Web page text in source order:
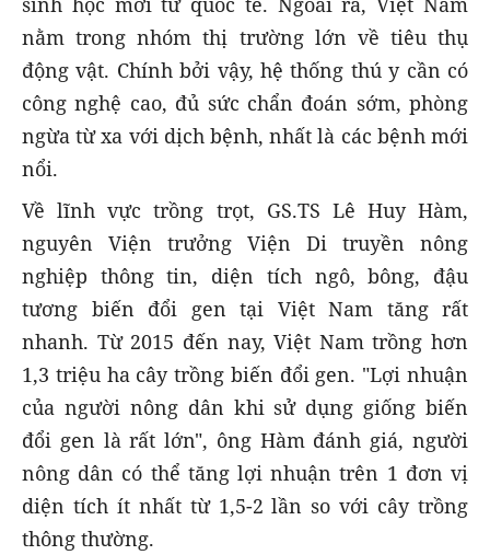
nằm trong nhóm thị trường lớn về tiêu thụ
động vật. Chính bởi vậy, hệ thống thú y cần có
công nghệ cao, đủ sức chẩn đoán sớm, phòng
ngừa từ xa với dịch bệnh, nhất là các bệnh mới
nổi.
Về lĩnh vực trồng trọt, GS.TS Lê Huy Hàm,
nguyên Viện trưởng Viện Di truyền nông
nghiệp thông tin, diện tích ngô, bông, đậu
tương biến đổi gen tại Việt Nam tăng rất
nhanh. Từ 2015 đến nay, Việt Nam trồng hơn
1,3 triệu ha cây trồng biến đổi gen. "Lợi nhuận
của người nông dân khi sử dụng giống biến
đổi gen là rất lớn", ông Hàm đánh giá, người
nông dân có thể tăng lợi nhuận trên 1 đơn vị
diện tích ít nhất từ 1,5-2 lần so với cây trồng
thông thường.